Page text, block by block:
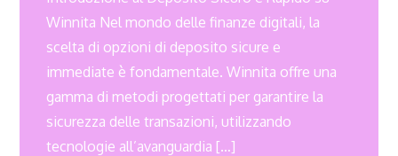
Winnita Nel mondo delle finanze digitali, la
scelta di opzioni di deposito sicure e
immediate è fondamentale. Winnita offre una
gamma di metodi progettati per garantire la
sicurezza delle transazioni, utilizzando
tecnologie all’avanguardia […]